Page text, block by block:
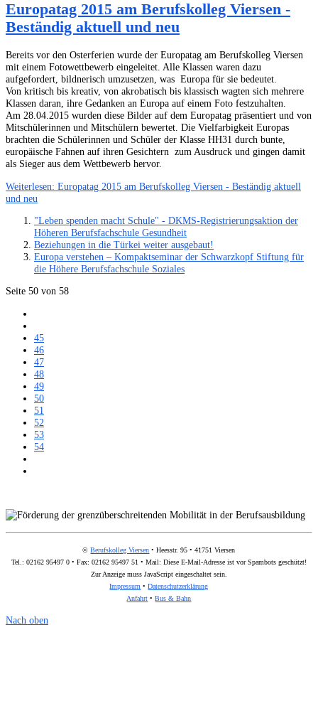
Europatag 2015 am Berufskolleg Viersen -
Beständig aktuell und neu
Bereits vor den Osterferien wurde der Europatag am Berufskolleg Viersen
mit einem Fotowettbewerb eingeleitet. Alle Klassen waren dazu
aufgefordert, bildnerisch umzusetzen, was Europa für sie bedeutet.
Von kritisch bis kreativ, von akrobatisch bis klassisch wagten sich mehrere
Klassen daran, ihre Gedanken an Europa auf einem Foto festzuhalten.
Am 28.04.2015 wurden diese Bilder auf dem Europatag präsentiert und von
Mitschülerinnen und Mitschülern bewertet. Die Vielfarbigkeit Europas
brachten die Schülerinnen und Schüler der Klasse HH31 durch bunte,
europäische Fahnen auf ihren Gesichtern zum Ausdruck und gingen damit
als Sieger aus dem Wettbewerb hervor.
Weiterlesen: Europatag 2015 am Berufskolleg Viersen - Beständig aktuell
und neu
"Leben spenden macht Schule" - DKMS-Registrierungsaktion der
Höheren Berufsfachschule Gesundheit
Beziehungen in die Türkei weiter ausgebaut!
Europa verstehen – Kompaktseminar der Schwarzkopf Stiftung für
die Höhere Berufsfachschule Soziales
Seite 50 von 58
45
46
47
48
49
50
51
52
53
54
©Berufskolleg Viersen • Heesstr. 95 • 41751 Viersen
Tel.: 02162 95497 0 • Fax: 02162 95497 51 • Mail: Diese E-Mail-Adresse ist vor Spambots geschützt!
Zur Anzeige muss JavaScript eingeschaltet sein.
Impressum •Datenschutzerklärung
Anfahrt •Bus & Bahn
Nach oben